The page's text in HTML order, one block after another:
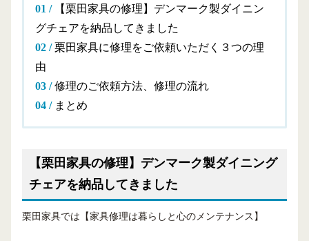
【栗田家具の修理】デンマーク製ダイニン
グチェアを納品してきました
栗田家具に修理をご依頼いただく３つの理
由
修理のご依頼方法、修理の流れ
まとめ
【栗田家具の修理】デンマーク製ダイニング
チェアを納品してきました
栗田家具では【家具修理は暮らしと心のメンテナンス】